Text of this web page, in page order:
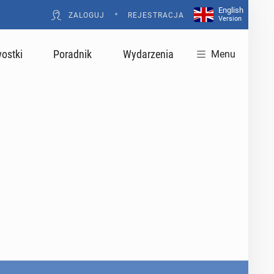
ZALOGUJ • REJESTRACJA
English
Version
Poradnik Wydarzenia Menu